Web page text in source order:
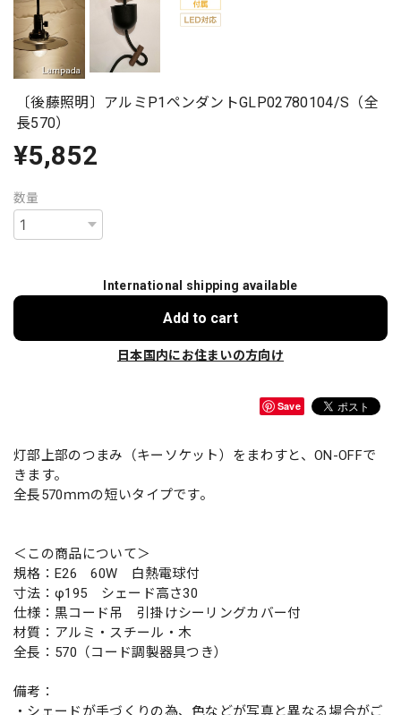
〔後藤照明〕アルミP1ペンダントGLP02780104/S（全
長570）
¥5,852
数量
International shipping available
Add to cart
日本国内にお住まいの方向け
Save
灯部上部のつまみ（キーソケット）をまわすと、ON-OFFで
きます。
全長570ｍｍの短いタイプです。
＜この商品について＞
規格：E26 60W 白熱電球付
寸法：φ195 シェード高さ30
仕様：黒コード吊 引掛けシーリングカバー付
材質：アルミ・スチール・木
全長：570（コード調製器具つき）
備考：
・シェードが手づくりの為、色などが写真と異なる場合がご